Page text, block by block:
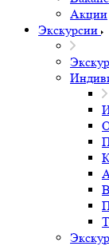
Акции
Экскурсии